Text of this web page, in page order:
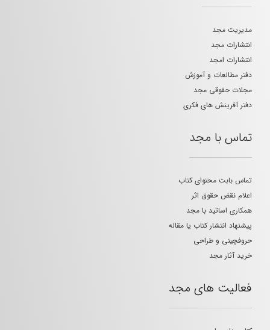
مدیریت مجد
انتشارات مجد
انتشارات امجد
دفتر مطالعات و آموزش
مجلات حقوقی مجد
دفتر آفرینش های فکری
تماس با مجد
تماس بابت محتوای کتاب
اعلام نقض حقوق اثر
همکاری اساتید با مجد
پیشنهاد انتشار کتاب یا مقاله
حروفچینی و طراحی
خرید آثار مجد
فعالیت های مجد